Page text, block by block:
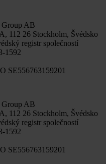
Group AB
112 26 Stockholm, Švédsko
registr společností
1592
SE556763159201
Group AB
112 26 Stockholm, Švédsko
registr společností
1592
SE556763159201